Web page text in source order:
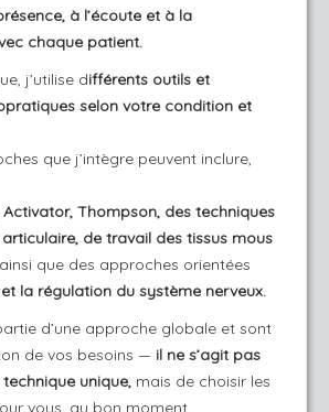
à l’écoute et à la
chaque patient.
j’utilise différents outils et
selon votre condition et
que j’intègre peuvent inclure,
Thompson, des techniques
de travail des tissus mous
que des approches orientées
la régulation du système nerveux.
d’une approche globale et sont
de vos besoins — il ne s’agit pas
unique, mais de choisir les
vous, au bon moment.